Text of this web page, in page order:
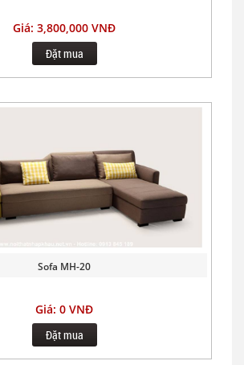
Giá: 3,800,000 VNĐ
Đặt mua
Sofa MH-20
Giá: 0 VNĐ
Đặt mua